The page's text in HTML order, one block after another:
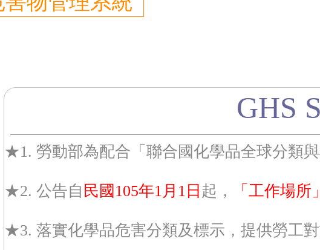
GHS
★1. 勞動部為配合「聯合國化學品全球分類
★2. 公告自 民國105年1月1日 起， 「工作場所」
★3. 落實化學品危害分類及標示，提供勞工